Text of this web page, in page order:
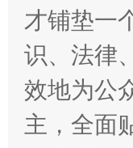
才铺垫一
识、法律
效地为公
主，全面